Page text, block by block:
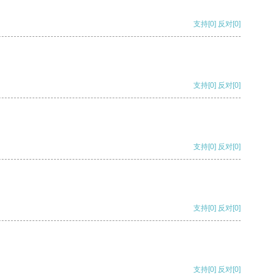
支持[0] 反对[0]
支持[0] 反对[0]
支持[0] 反对[0]
支持[0] 反对[0]
支持[0] 反对[0]